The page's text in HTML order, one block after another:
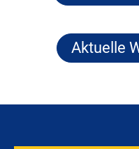
Aktuelle